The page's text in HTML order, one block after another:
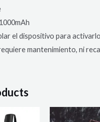
el dispositivo para activarlo
mantenimiento, ni